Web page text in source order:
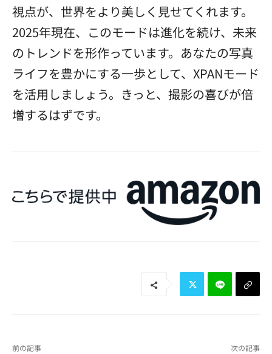
視点が、世界をより美しく見せてくれます。
2025年現在、このモードは進化を続け、未来
のトレンドを形作っています。あなたの写真
ライフを豊かにする一歩として、XPANモード
を活用しましょう。きっと、撮影の喜びが倍
増するはずです。
前の記事 次の記事